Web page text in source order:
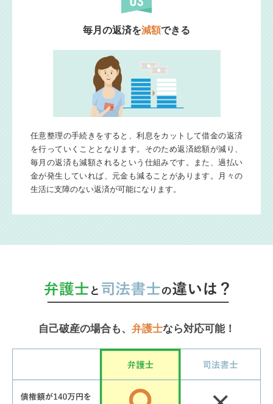
毎月の返済を減額できる
任意整理の手続きをすると、利息をカットして借金の返済
を行っていくこととなります。そのため返済総額が減り、
毎月の返済も減額されるという仕組みです。また、過払い
金が発生していれば、元金も減ることがあります。月々の
生活に支障のない返済が可能になります。
自己破産の場合も、 弁護士なら対応可能！